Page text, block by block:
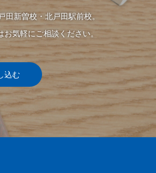
新曽校・北戸田駅前校。
気軽にご相談ください。
込む